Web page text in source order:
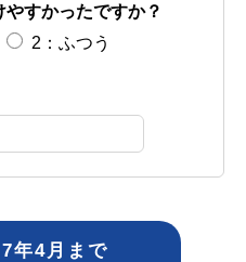
すかったですか？
2：ふつう
年4月まで